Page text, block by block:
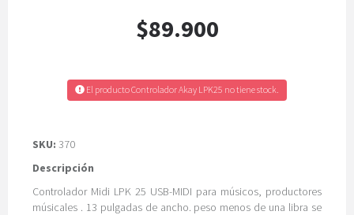
$89.900
El producto Controlador Akay LPK25 no tiene stock.
SKU: 370
Descripción
Controlador Midi LPK 25 USB-MIDI para músicos, productores
músicales . 13 pulgadas de ancho. peso menos de una libra se